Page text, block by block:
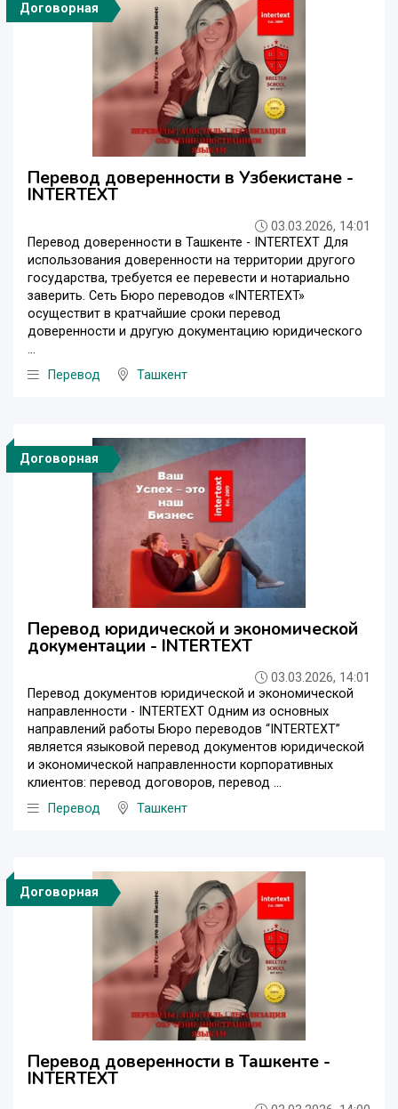
Договорная
Перевод доверенности в Узбекистане -
INTERTEXT
03.03.2026, 14:01
Перевод доверенности в Ташкенте - INTERTEXT Для
использования доверенности на территории другого
государства, требуется ее перевести и нотариально
заверить. Сеть Бюро переводов «INTERTEXT»
осуществит в кратчайшие сроки перевод
доверенности и другую документацию юридического
...
Перевод
Ташкент
Договорная
Перевод юридической и экономической
документации - INTERTEXT
03.03.2026, 14:01
Перевод документов юридической и экономической
направленности - INTERTEXT Одним из основных
направлений работы Бюро переводов “INTERTEXT”
является языковой перевод документов юридической
и экономической направленности корпоративных
клиентов: перевод договоров, перевод ...
Перевод
Ташкент
Договорная
Перевод доверенности в Ташкенте -
INTERTEXT